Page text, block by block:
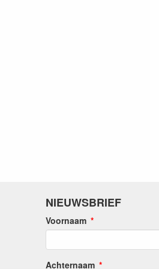
NIEUWSBRIEF
Voornaam
Achternaam